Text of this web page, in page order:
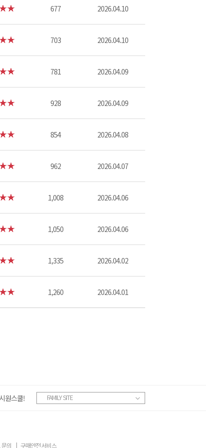
677 2026.04.10
703 2026.04.10
781 2026.04.09
928 2026.04.09
854 2026.04.08
962 2026.04.07
1,008 2026.04.06
1,050 2026.04.06
1,335 2026.04.02
1,260 2026.04.01
원스쿨! FAMILY SITE
문의 | 구매안전 서비스